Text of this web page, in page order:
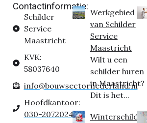
Contactinformatie:
Schilder
Service
Maastricht
KVK:
58037640
info@bouwsectornederland.nl
Hoofdkantoor:
030-2072024
Werkgebied
van Schilder
Service
Maastricht
Wilt u een
schilder huren
in Maastricht?
Dit is het...
Winterschilder